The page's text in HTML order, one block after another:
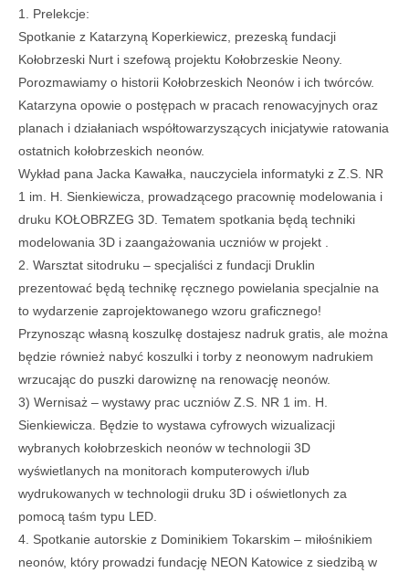
1. Prelekcje:
Spotkanie z Katarzyną Koperkiewicz, prezeską fundacji
Kołobrzeski Nurt i szefową projektu Kołobrzeskie Neony.
Porozmawiamy o historii Kołobrzeskich Neonów i ich twórców.
Katarzyna opowie o postępach w pracach renowacyjnych oraz
planach i działaniach współtowarzyszących inicjatywie ratowania
ostatnich kołobrzeskich neonów.
Wykład pana Jacka Kawałka, nauczyciela informatyki z Z.S. NR
1 im. H. Sienkiewicza, prowadzącego pracownię modelowania i
druku KOŁOBRZEG 3D. Tematem spotkania będą techniki
modelowania 3D i zaangażowania uczniów w projekt .
2. Warsztat sitodruku – specjaliści z fundacji Druklin
prezentować będą technikę ręcznego powielania specjalnie na
to wydarzenie zaprojektowanego wzoru graficznego!
Przynosząc własną koszulkę dostajesz nadruk gratis, ale można
będzie również nabyć koszulki i torby z neonowym nadrukiem
wrzucając do puszki darowiznę na renowację neonów.
3) Wernisaż – wystawy prac uczniów Z.S. NR 1 im. H.
Sienkiewicza. Będzie to wystawa cyfrowych wizualizacji
wybranych kołobrzeskich neonów w technologii 3D
wyświetlanych na monitorach komputerowych i/lub
wydrukowanych w technologii druku 3D i oświetlonych za
pomocą taśm typu LED.
4. Spotkanie autorskie z Dominikiem Tokarskim – miłośnikiem
neonów, który prowadzi fundację NEON Katowice z siedzibą w